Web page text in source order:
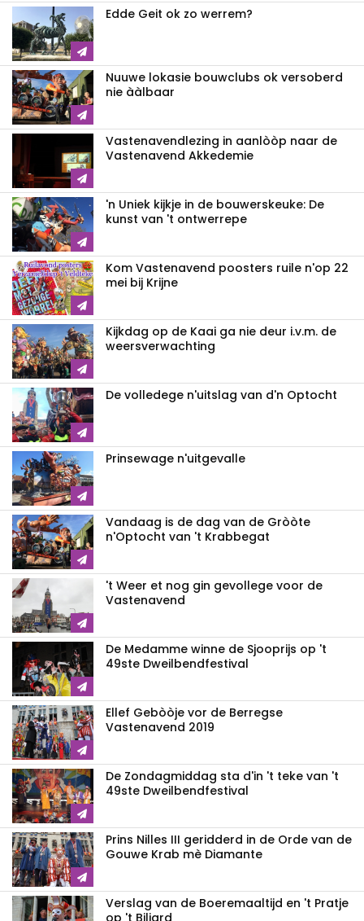
Edde Geit ok zo werrem?
Nuuwe lokasie bouwclubs ok versoberd
nie ààlbaar
Vastenavendlezing in aanlòòp naar de
Vastenavend Akkedemie
'n Uniek kijkje in de bouwerskeuke: De
kunst van 't ontwerrepe
Kom Vastenavend poosters ruile n'op 22
mei bij Krijne
Kijkdag op de Kaai ga nie deur i.v.m. de
weersverwachting
De volledege n'uitslag van d'n Optocht
Prinsewage n'uitgevalle
Vandaag is de dag van de Gròòte
n'Optocht van 't Krabbegat
't Weer et nog gin gevollege voor de
Vastenavend
De Medamme winne de Sjooprijs op 't
49ste Dweilbendfestival
Ellef Gebòòje vor de Berregse
Vastenavend 2019
De Zondagmiddag sta d'in 't teke van 't
49ste Dweilbendfestival
Prins Nilles III geridderd in de Orde van de
Gouwe Krab mè Diamante
Verslag van de Boeremaaltijd en 't Pratje